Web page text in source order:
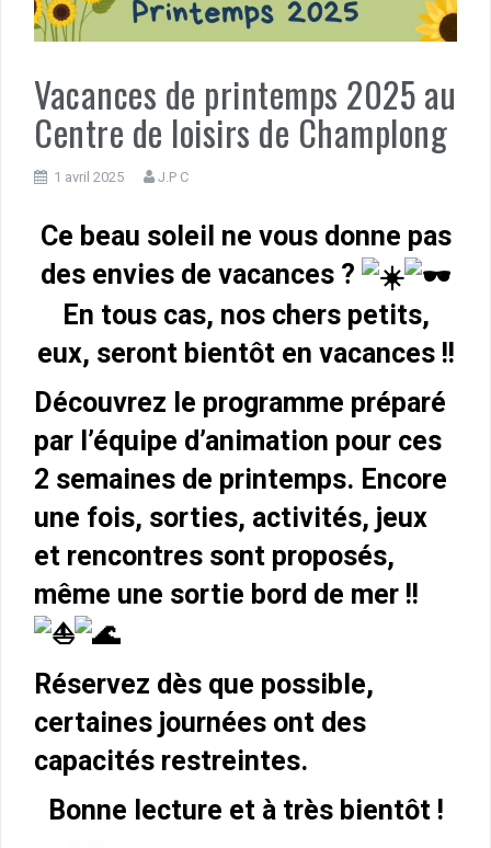
Vacances de printemps 2025 au
Centre de loisirs de Champlong
1 avril 2025 J.P C
Ce beau soleil ne vous donne pas
des envies de vacances ?
En tous cas, nos chers petits,
eux, seront bientôt en vacances !!
Découvrez le programme préparé
par l’équipe d’animation pour ces
2 semaines de printemps. Encore
une fois, sorties, activités, jeux
et rencontres sont proposés,
même une sortie bord de mer !!
Réservez dès que possible,
certaines journées ont des
capacités restreintes.
Bonne lecture et à très bientôt !